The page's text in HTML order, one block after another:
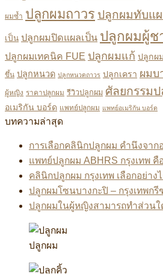
ผมซ้ำ ปลูกผมถาวร ปลูกผมทับแ
เป็น ปลูกผมปิดแผลเป็น ปลูกผมผู้ช
ปลูกผมเทคนิค FUE ปลูกผมแก้ ปลูกผ
ขึ้น ปลูกหนวด ปลูกหนวดถาวร ปลูกเครา ผมบ
ผู้หญิง ราคาปลูกผม รีวิวปลูกผม ศัลยกรรม
อเมริกัน บอร์ด แพทย์ปลูกผม แพทย์อเมริกัน บอร์ด
บทความล่าสุด
การเลือกคลินิกปลูกผม คำนึงจาก
แพทย์ปลูกผม ABHRS กรุงเทพ คื
คลินิกปลูกผม กรุงเทพ เลือกอย่าง
ปลูกผมโซนบางกะปิ – กรุงเทพก
ปลูกผมในผู้หญิงสามารถทำส่วนใ
ปลูกผม